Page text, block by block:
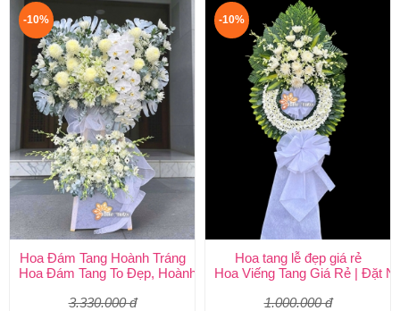
-10%
Hoa Đám Tang Hoành Tráng
Hoa Đám Tang To Đẹp, Hoành Tráng tại Huy Thảo
3.330.000 đ
-10%
Hoa tang lễ đẹp giá rẻ
Hoa Viếng Tang Giá Rẻ | Đặt
1.000.000 đ